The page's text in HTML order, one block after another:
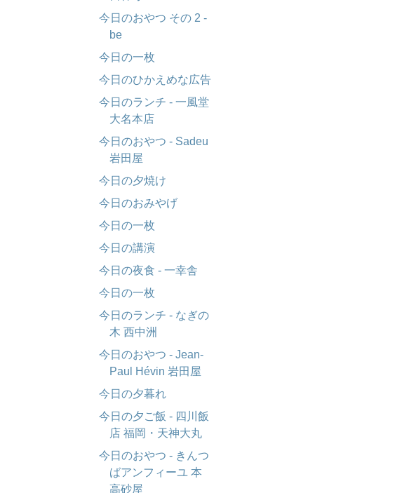
今日のおやつ その 2 -
be
今日の一枚
今日のひかえめな広告
今日のランチ - 一風堂
大名本店
今日のおやつ - Sadeu
岩田屋
今日の夕焼け
今日のおみやげ
今日の一枚
今日の講演
今日の夜食 - 一幸舎
今日の一枚
今日のランチ - なぎの
木 西中洲
今日のおやつ - Jean-
Paul Hévin 岩田屋
今日の夕暮れ
今日の夕ご飯 - 四川飯
店 福岡・天神大丸
今日のおやつ - きんつ
ばアンフィーユ 本
高砂屋